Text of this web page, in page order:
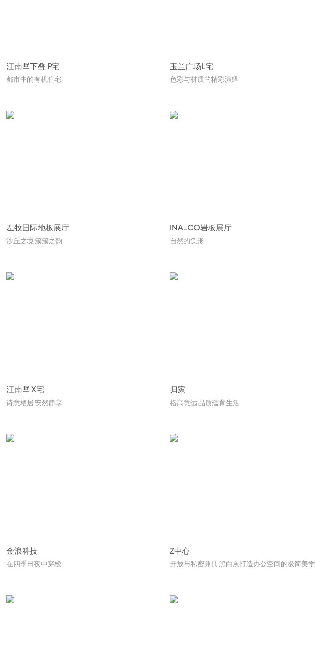
江南墅下叠 P宅
都市中的有机住宅
玉兰广场L宅
色彩与材质的精彩演绎
左牧国际地板展厅
沙丘之境 簇簇之韵
INALCO岩板展厅
自然的负形
江南墅 X宅
诗意栖居 安然静享
归家
格高意远 品质蕴育生活
金浪科技
在四季日夜中穿梭
Z中心
开放与私密兼具 黑白灰打造办公空间的极简美学